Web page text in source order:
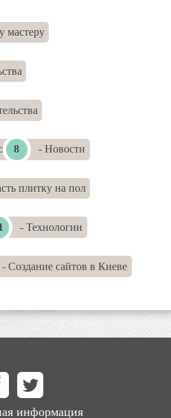
мастеру
- Новости
плитку на пол
- Технологии
- Создание сайтов в Киеве
информация